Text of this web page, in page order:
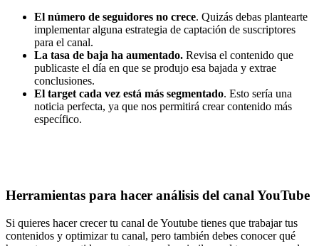
El número de seguidores no crece. Quizás debas plantearte
implementar alguna estrategia de captación de suscriptores
para el canal.
La tasa de baja ha aumentado. Revisa el contenido que
publicaste el día en que se produjo esa bajada y extrae
conclusiones.
El target cada vez está más segmentado. Esto sería una
noticia perfecta, ya que nos permitirá crear contenido más
específico.
Herramientas para hacer análisis del canal YouTube
Si quieres hacer crecer tu canal de Youtube tienes que trabajar tus
contenidos y optimizar tu canal, pero también debes conocer qué